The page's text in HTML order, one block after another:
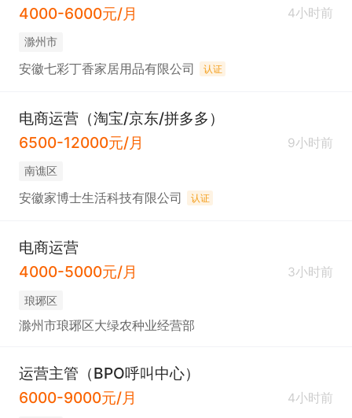
4000-6000元/月
4小时前
滁州市
安徽七彩丁香家居用品有限公司 认证
电商运营（淘宝/京东/拼多多）
6500-12000元/月
9小时前
南谯区
安徽家博士生活科技有限公司 认证
电商运营
4000-5000元/月
3小时前
琅琊区
滁州市琅琊区大绿农种业经营部
运营主管（BPO呼叫中心）
6000-9000元/月
4小时前